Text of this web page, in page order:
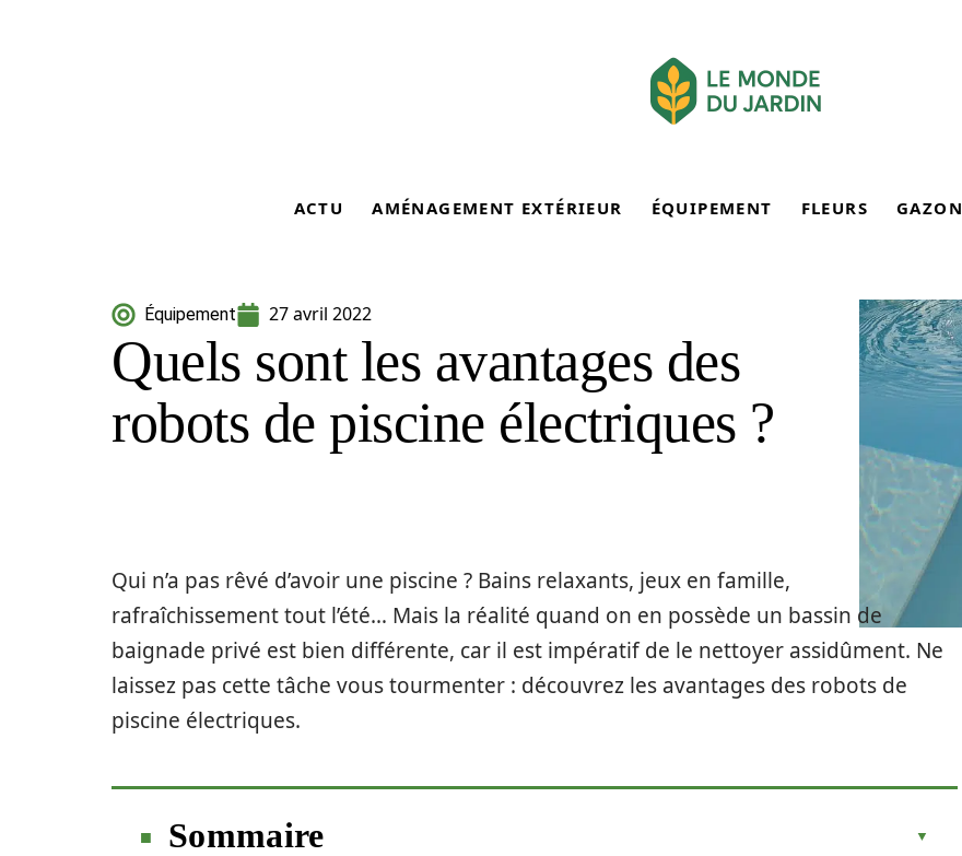
ACTU AMÉNAGEMENT EXTÉRIEUR ÉQUIPEMENT FLEURS GAZON
Équipement 27 avril 2022
Quels sont les avantages des
robots de piscine électriques ?
Qui n’a pas rêvé d’avoir une piscine ? Bains relaxants, jeux en famille,
rafraîchissement tout l’été… Mais la réalité quand on en possède un bassin de
baignade privé est bien différente, car il est impératif de le nettoyer assidûment. Ne
laissez pas cette tâche vous tourmenter : découvrez les avantages des robots de
piscine électriques.
Sommaire